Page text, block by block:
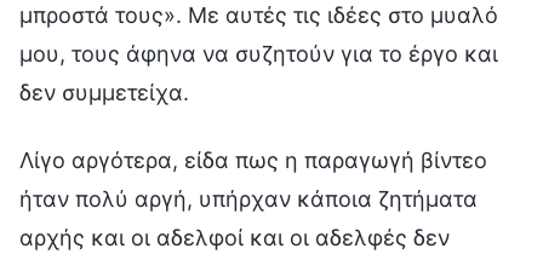
μπροστά τους». Με αυτές τις ιδέες στο μυαλό
μου, τους άφηνα να συζητούν για το έργο και
δεν συμμετείχα.
Λίγο αργότερα, είδα πως η παραγωγή βίντεο
ήταν πολύ αργή, υπήρχαν κάποια ζητήματα
αρχής και οι αδελφοί και οι αδελφές δεν